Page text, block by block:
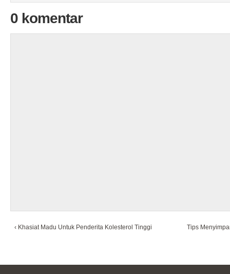
0 komentar
‹ Khasiat Madu Untuk Penderita Kolesterol Tinggi Tips